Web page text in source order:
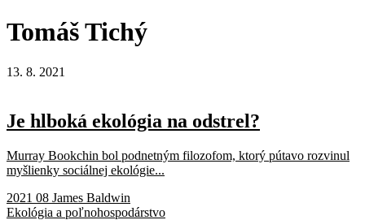
TomášTichý
13. 8. 2021
Je hlboká ekológia na odstrel?
Murray Bookchin bol podnetným filozofom, ktorý pútavo rozvinul
myšlienky sociálnej ekológie...
2021 08 James Baldwin
Ekológia a poľnohospodárstvo